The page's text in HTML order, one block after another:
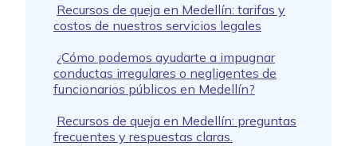
Recursos de queja en Medellín: tarifas y
costos de nuestros servicios legales
¿Cómo podemos ayudarte a impugnar
conductas irregulares o negligentes de
funcionarios públicos en Medellín?
Recursos de queja en Medellín: preguntas
frecuentes y respuestas claras.